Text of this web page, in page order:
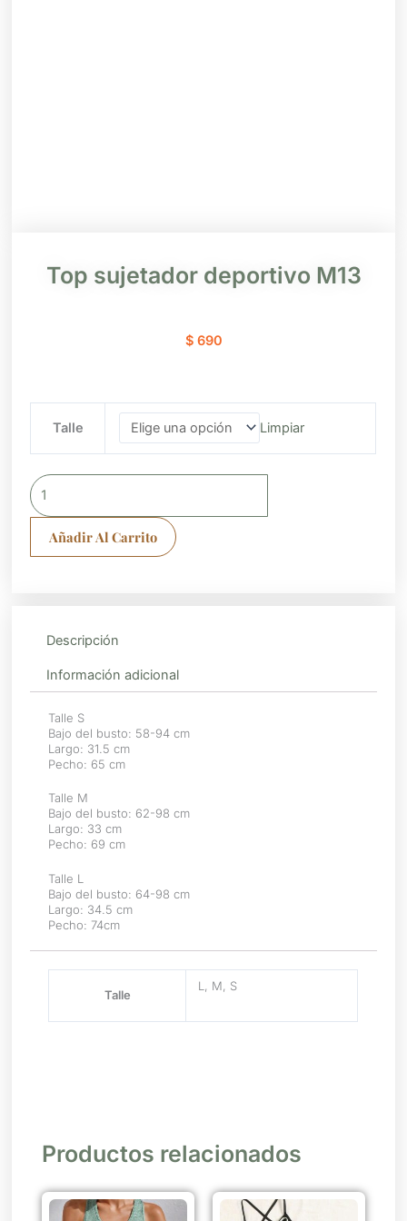
Top sujetador deportivo M13
$690
Talle Limpiar
sujetador
deportivo
M13
cantidad
Añadir Al Carrito
Descripción
Información adicional
Talle S
Bajo del busto: 58-94 cm
Largo: 31.5 cm
Pecho: 65 cm
Talle M
Bajo del busto: 62-98 cm
Largo: 33 cm
Pecho: 69 cm
Talle L
Bajo del busto: 64-98 cm
Largo: 34.5 cm
Pecho: 74cm
Talle
L, M, S
Productos relacionados
Este
Este